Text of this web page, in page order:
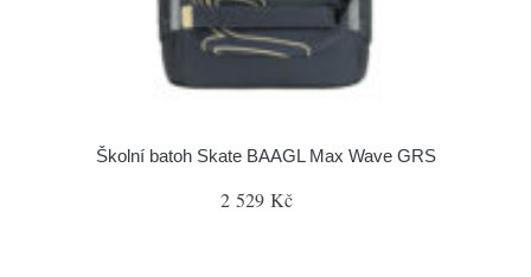
Školní batoh Skate BAAGL Max Wave GRS
2 529 Kč